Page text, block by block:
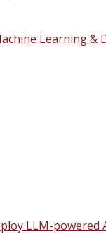
Learning &
LLM-powered